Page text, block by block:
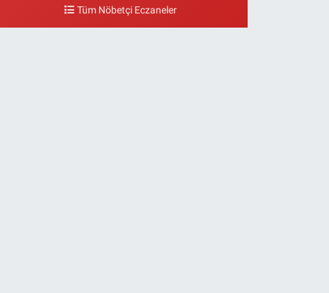
Tüm Nöbetçi Eczaneler